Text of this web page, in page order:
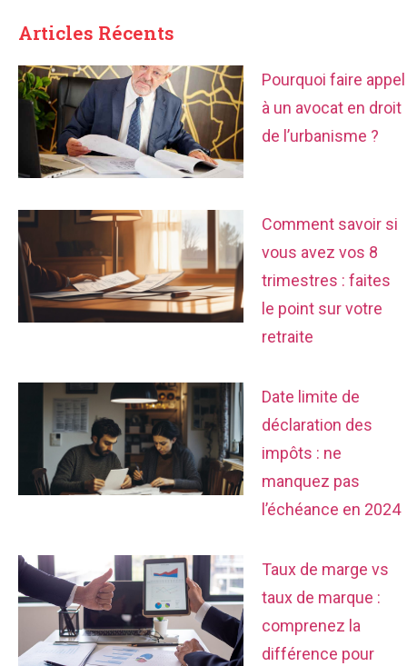
Articles Récents
Pourquoi faire appel
à un avocat en droit
de l’urbanisme ?
Comment savoir si
vous avez vos 8
trimestres : faites
le point sur votre
retraite
Date limite de
déclaration des
impôts : ne
manquez pas
l’échéance en 2024
Taux de marge vs
taux de marque :
comprenez la
différence pour